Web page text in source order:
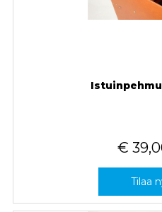
€
Tilaa